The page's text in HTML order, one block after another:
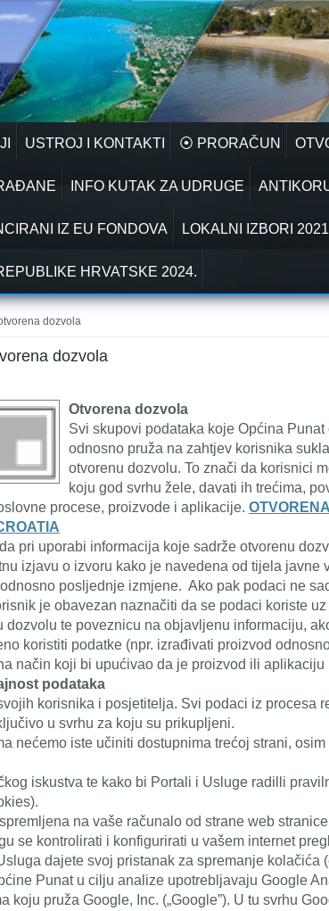
USTROJ I KONTAKTI ⦿ PRORAČUN
INFO KUTAK ZA UDRUGE
IZ EU FONDOVA LOKALNI IZBORI 2021
HRVATSKE 2024.
dozvola
dozvola
Otvorena dozvola
Svi skupovi podataka koje Općina
odnosno pruža na zahtjev korisnika
otvorenu dozvolu. To znači da korisnici
koju god svrhu žele, davati ih trećima,
procese, proizvode i aplikacije.
pri uporabi informacija koje sadrže otvorenu
izjavu o izvoru kako je navedena od tijela javne
posljednje izmjene. Ako pak podaci ne
je obavezan naznačiti da se podaci koriste
dozvolu te poveznicu na objavljenu informaciju,
koristiti podatke (npr. izrađivati proizvod
način koji bi upućivao da je proizvod ili
podataka
korisnika i posjetitelja. Svi podaci iz procesa
u svrhu za koju su prikupljeni.
nećemo iste učiniti dostupnima trećoj strani,
iskustva te kako bi Portali i Usluge radilli
na vaše računalo od strane web
se kontrolirati i konfigurirati u vašem internet
dajete svoj pristanak za spremanje kolačića
Punat u cilju analize upotrebljavaju Google
koju pruža Google, Inc. („Google”). U tu svrhu